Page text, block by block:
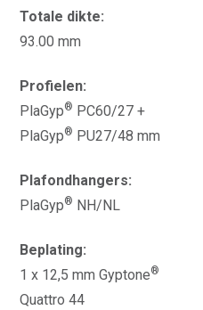
Totale dikte:
93.00 mm
Profielen:
PlaGyp® PC60/27 +
PlaGyp® PU27/48 mm
Plafondhangers:
PlaGyp® NH/NL
Beplating:
1 x 12,5 mm Gyptone®
Quattro 44